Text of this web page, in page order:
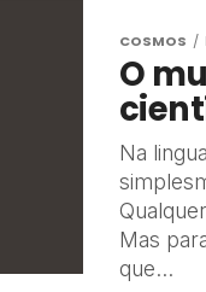
COSMOS
O
Na
Mas
que...